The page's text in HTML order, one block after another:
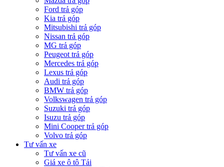
Ford trả góp
Kia trả góp
Mitsubishi trả góp
Nissan trả góp
MG trả góp
Peugeot trả góp
Mercedes trả góp
Lexus trả góp
Audi trả góp
BMW trả góp
Volkswagen trả góp
Suzuki trả góp
Isuzu trả góp
Mini Cooper trả góp
Volvo trả góp
Tư vấn xe
Tư vấn xe cũ
Giá xe ô tô Tải